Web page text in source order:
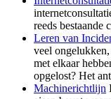
reeds bestaande
Leren van
veel
met elkaar
opgelost? Het
Machinerichtlijn